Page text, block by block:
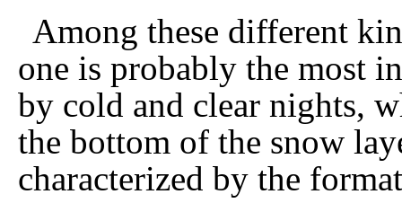
Among these different
one is probably the most
by cold and clear nights,
the bottom of the snow
characterized by the